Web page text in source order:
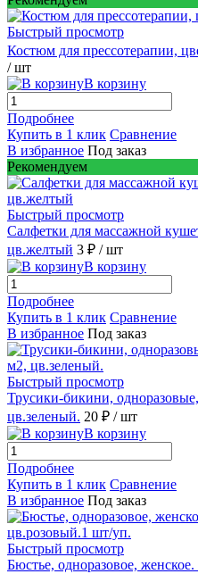
Быстрый просмотр
Костюм для прессотерапии,
/ шт
В корзину
Подробнее
Купить в 1 клик Сравнение
В избранное Под заказ
Рекомендуем
Быстрый просмотр
Салфетки для массажной
цв.желтый 3 ₽ / шт
В корзину
Подробнее
Купить в 1 клик Сравнение
В избранное Под заказ
Быстрый просмотр
Трусики-бикини,
цв.зеленый. 20 ₽ / шт
В корзину
Подробнее
Купить в 1 клик Сравнение
В избранное Под заказ
Быстрый просмотр
Бюстье, одноразовое,